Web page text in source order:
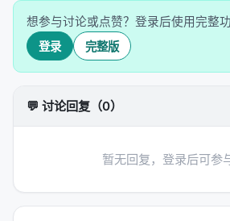
---
三、进化四部曲：Select →
Crossover → Consolidate
EvoMAS 的核心是四个算子，模仿
环：
1. Select（选择）——从基因池
给定任务查询，EvoMAS 从配置池
想参与讨论或点赞？登录后使用完整
登录 完整版
💬 讨论回复（0）
暂无回复，登录后可参